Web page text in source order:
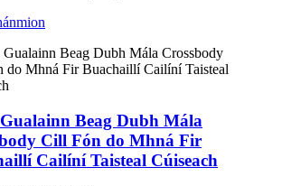
mion
Beag Dubh Mála
Cill Fón do Mhná Fir
Cailíní Taisteal Cúiseach